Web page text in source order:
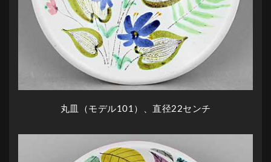
丸皿（モデル101）、直径22センチ